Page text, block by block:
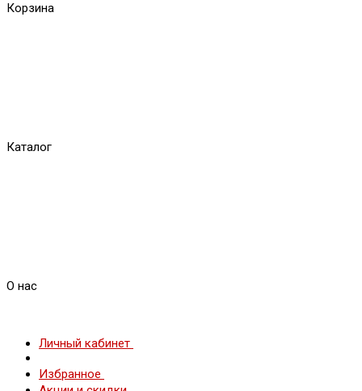
Корзина
Каталог
О нас
Личный кабинет
Избранное